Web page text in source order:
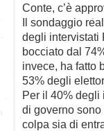
Conte, c’è
Il sondaggio
degli intervistati
bocciato dal
invece, ha fatto
53% degli
Per il 40% degli
di governo
colpa sia di